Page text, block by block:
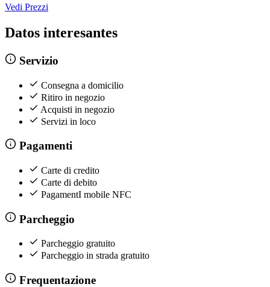
Vedi Prezzi
Datos interesantes
Servizio
Consegna a domicilio
Ritiro in negozio
Acquisti in negozio
Servizi in loco
Pagamenti
Carte di credito
Carte di debito
PagamentI mobile NFC
Parcheggio
Parcheggio gratuito
Parcheggio in strada gratuito
Frequentazione